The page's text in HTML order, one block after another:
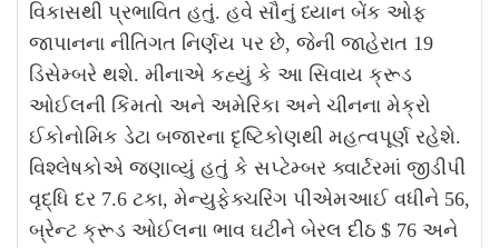
વિકાસથી પ્રભાવિત હતું. હવે સૌનું ધ્યાન બેંક ઓફ
જાપાનના નીતિગત નિર્ણય પર છે, જેની જાહેરાત 19
ડિસેમ્બરે થશે. મીનાએ કહ્યું કે આ સિવાય ક્રૂડ
ઓઈલની કિંમતો અને અમેરિકા અને ચીનના મેક્રો
ઈકોનોમિક ડેટા બજારના દૃષ્ટિકોણથી મહત્વપૂર્ણ રહેશે.
વિશ્લેષકોએ જણાવ્યું હતું કે સપ્ટેમ્બર ક્વાર્ટરમાં જીડીપી
વૃદ્ધિ દર 7.6 ટકા, મેન્યુફેક્ચરિંગ પીએમઆઈ વધીને 56,
બ્રેન્ટ ક્રૂડ ઓઈલના ભાવ ઘટીને બેરલ દીઠ $ 76 અને